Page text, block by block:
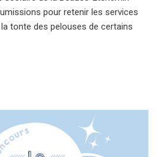
pour retenir les services
tonte des pelouses de certains